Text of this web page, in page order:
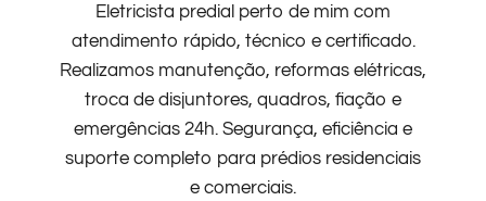
Eletricista predial perto de mim com
atendimento rápido, técnico e certificado.
Realizamos manutenção, reformas elétricas,
troca de disjuntores, quadros, fiação e
emergências 24h. Segurança, eficiência e
suporte completo para prédios residenciais
e comerciais.